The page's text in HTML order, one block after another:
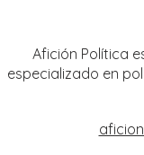
julio
Afición Política
especializado en